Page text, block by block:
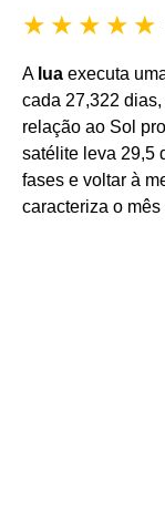
A lua executa
cada 27,322
relação ao Sol
satélite leva 29,5
fases e voltar à
caracteriza o